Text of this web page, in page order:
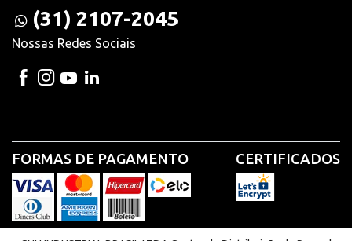
(31) 2107-2045
Nossas Redes Sociais
FORMAS DE PAGAMENTO CERTIFICADOS